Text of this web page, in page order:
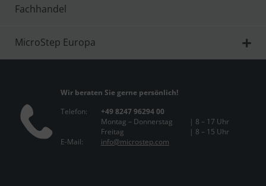
Fachhandel
MicroStep Europa
Wir beraten Sie gerne persönlich!
Telefon:
+49 8247 96294 00
Montag – Donnerstag
| 8 – 17 Uhr
Freitag
| 8 – 15 Uhr
E-Mail:
info@microstep.com